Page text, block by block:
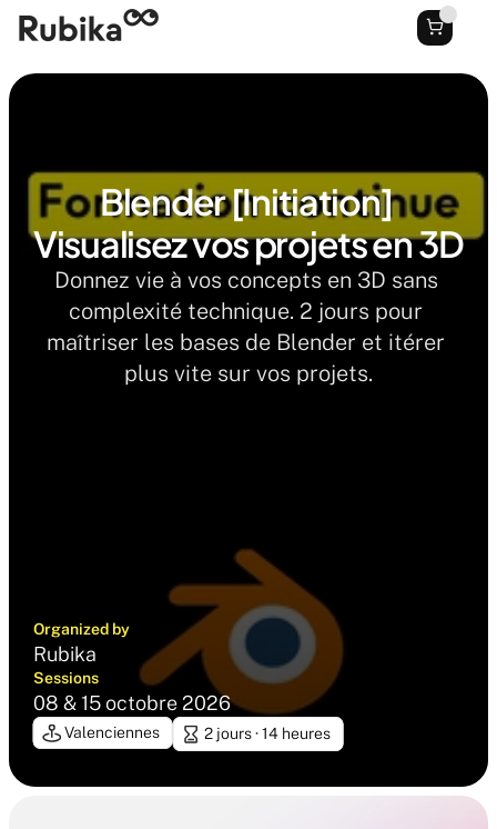
Blender [Initiation]
Visualisez vos projets en 3D
Donnez vie à vos concepts en 3D sans
complexité technique. 2 jours pour
maîtriser les bases de Blender et itérer
plus vite sur vos projets.
Organized by
Rubika
Sessions
08 & 15 octobre 2026
Valenciennes 2 jours · 14 heures